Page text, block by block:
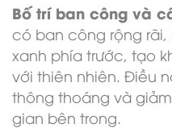
Bố trí ban công và
có ban công rộng
xanh phía trước, tạo
với thiên nhiên. Điều
thông thoáng và
gian bên trong.